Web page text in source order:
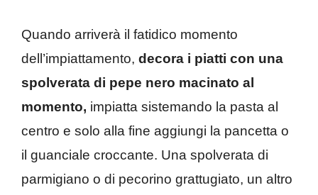
Quando arriverà il fatidico momento
dell’impiattamento, decora i piatti con una
spolverata di pepe nero macinato al
momento, impiatta sistemando la pasta al
centro e solo alla fine aggiungi la pancetta o
il guanciale croccante. Una spolverata di
parmigiano o di pecorino grattugiato, un altro